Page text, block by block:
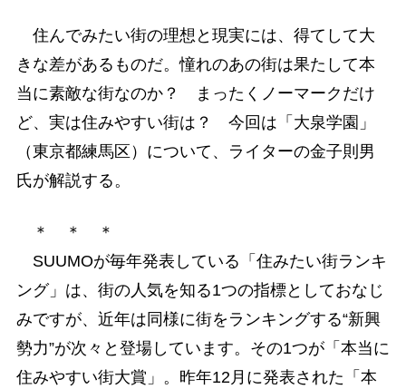
住んでみたい街の理想と現実には、得てして大
きな差があるものだ。憧れのあの街は果たして本
当に素敵な街なのか？ まったくノーマークだけ
ど、実は住みやすい街は？ 今回は「大泉学園」
（東京都練馬区）について、ライターの金子則男
氏が解説する。
＊ ＊ ＊
SUUMOが毎年発表している「住みたい街ランキ
ング」は、街の人気を知る1つの指標としておなじ
みですが、近年は同様に街をランキングする“新興
勢力”が次々と登場しています。その1つが「本当に
住みやすい街大賞」。昨年12月に発表された「本